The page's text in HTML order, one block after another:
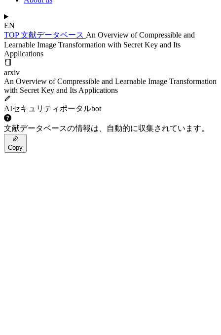
EN
TOP文献データベース An Overview of Compressible and
Learnable Image Transformation with Secret Key and Its
Applications
arxiv
An Overview of Compressible and Learnable Image Transformation
with Secret Key and Its Applications
AIセキュリティポータルbot
文献データベースの情報は、自動的に収集されています。
Copy